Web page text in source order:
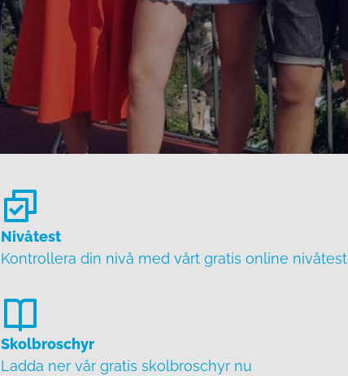
Nivåtest
Kontrollera din nivå med vårt gratis online nivåtest
Skolbroschyr
Ladda ner vår gratis skolbroschyr nu